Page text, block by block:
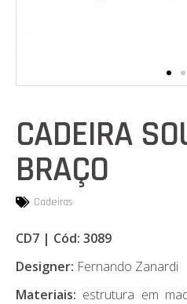
CADEIRA
BRAÇO
Cadeiras
CD7 | Cód: 3089
Designer: Fernando Zanardi
Materiais: estrutura em